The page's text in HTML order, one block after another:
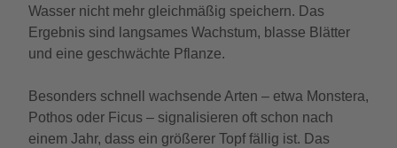
Wasser nicht mehr gleichmäßig speichern. Das
Ergebnis sind langsames Wachstum, blasse Blätter
und eine geschwächte Pflanze.
Besonders schnell wachsende Arten – etwa Monstera,
Pothos oder Ficus – signalisieren oft schon nach
einem Jahr, dass ein größerer Topf fällig ist. Das